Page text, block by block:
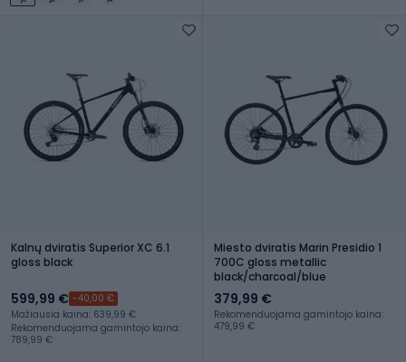
Kalnų dviratis Superior XC 6.1
gloss black
599,99 € -40,00 €
Mažiausia kaina: 639,99 €
Rekomenduojama gamintojo kaina:
789,99 €
Miesto dviratis Marin Presidio 1
700C gloss metallic
black/charcoal/blue
379,99 €
Rekomenduojama gamintojo kaina:
479,99 €